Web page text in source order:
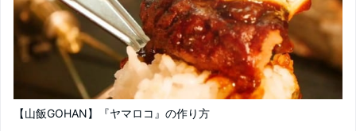
【山飯GOHAN】『ヤマロコ』の作り方